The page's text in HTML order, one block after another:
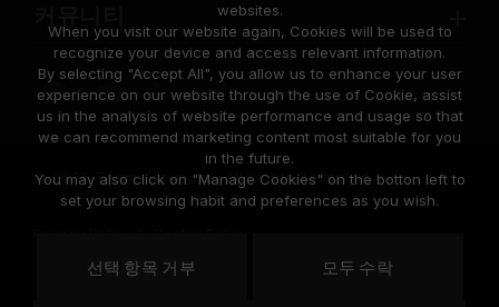
© 2026 Team Group Inc. All Rights Reserved.
United
websites.
When you visit our website again, Cookies will be used to
recognize your device and access relevant information.
By selecting "Accept All", you allow us to enhance your user
experience on our website through the use of Cookie, assist
us in the analysis of website performance and usage so that
we can recommend marketing content most suitable for you
in the future.
You may also click on "Manage Cookies" on the botton left to
set your browsing habit and preferences as you wish.
선택 항목 거부 모두 수락